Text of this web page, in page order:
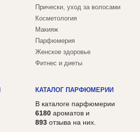
Прически, уход за волосами
Косметология
Макияж
Парфюмерия
Женское здоровье
Фитнес и диеты
КАТАЛОГ ПАРФЮМЕРИИ
В каталоге парфюмерии
6180 ароматов и
893 отзыва на них.